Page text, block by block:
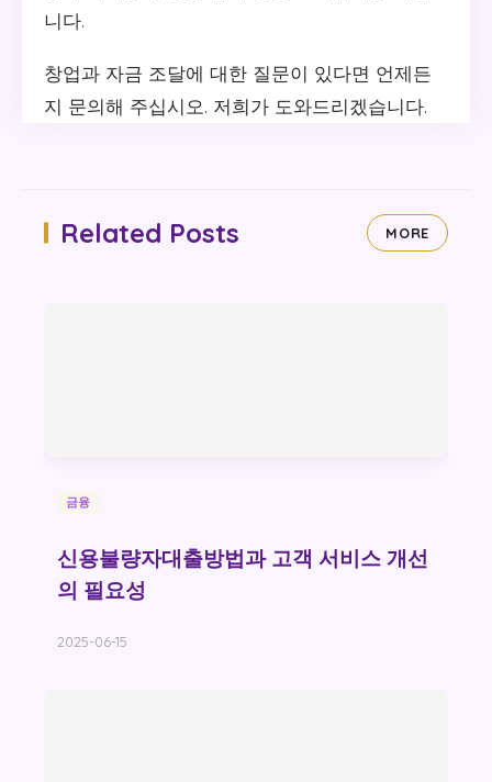
니다.
창업과 자금 조달에 대한 질문이 있다면 언제든
지 문의해 주십시오. 저희가 도와드리겠습니다.
Related Posts MORE
금융
신용불량자대출방법과 고객 서비스 개선
의 필요성
2025-06-15